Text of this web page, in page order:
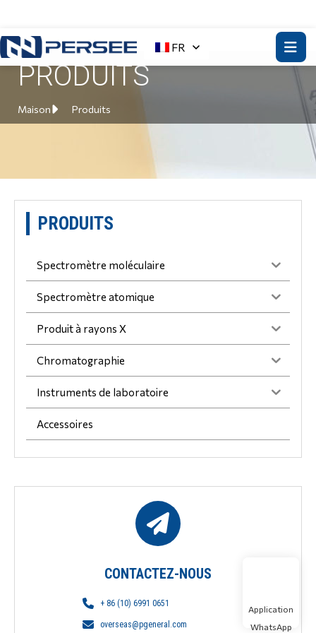
FR
PRODUITS
Maison Produits
PRODUITS
Spectromètre moléculaire
Spectromètre atomique
Produit à rayons X
Chromatographie
Instruments de laboratoire
Accessoires
CONTACTEZ-NOUS
+ 86 (10) 6991 0651
overseas@pgeneral.com
Application
WhatsApp